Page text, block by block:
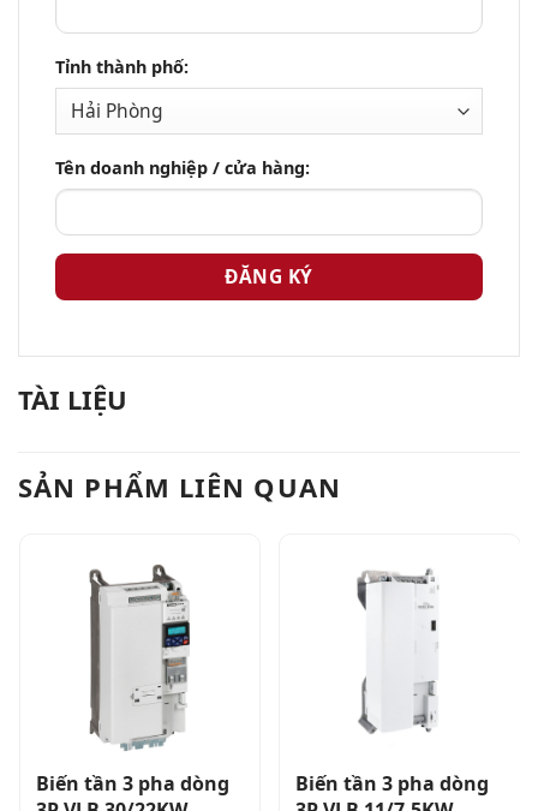
Tỉnh thành phố:
Tên doanh nghiệp / cửa hàng:
TÀI LIỆU
SẢN PHẨM LIÊN QUAN
Biến tần 3 pha dòng
Biến tần 3 pha dòng